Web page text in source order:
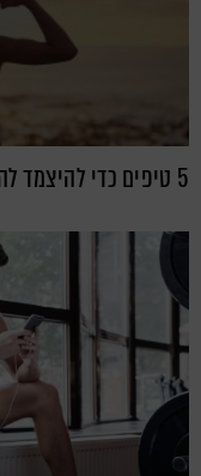
5 טיפים כדי להיצמד להרגל